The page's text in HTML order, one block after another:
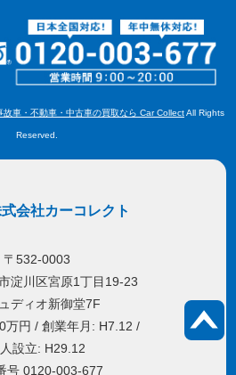
故車・不動車・中古車の買取なら Car CollectAll Rights
Reserved.
会社カーコレクト
〒532-0003
淀川区宮原1丁目19-23
ディオ新御堂7F
万円 / 創業年月: H7.12 /
設立: H29.12
号 0120-003-677